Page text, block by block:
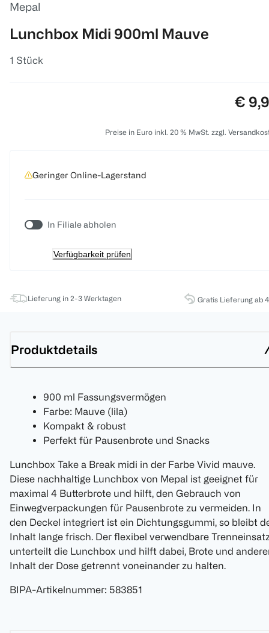
Mepal
Lunchbox Midi 900ml Mauve
1 Stück
€
Preise in Euro inkl. 20 % MwSt. zzgl.
Geringer Online-Lagerstand
In Filiale abholen
Verfügbarkeit prüfen
Lieferung in 2-3 Werktagen Gratis Lieferung ab
Produktdetails
900 ml Fassungsvermögen
Farbe: Mauve (lila)
Kompakt & robust
Perfekt für Pausenbrote und Snacks
Lunchbox Take a Break midi in der Farbe Vivid mauve.
Diese nachhaltige Lunchbox von Mepal ist geeignet für
maximal 4 Butterbrote und hilft, den Gebrauch von
Einwegverpackungen für Pausenbrote zu vermeiden. In
den Deckel integriert ist ein Dichtungsgummi, so bleibt
Inhalt lange frisch. Der flexibel verwendbare
unterteilt die Lunchbox und hilft dabei, Brote und
Inhalt der Dose getrennt voneinander zu halten.
BIPA-Artikelnummer: 583851